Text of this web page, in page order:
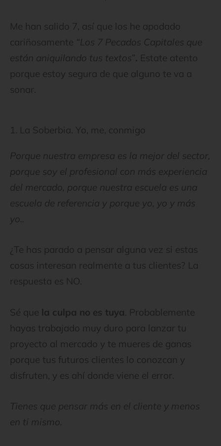
Me han salido 7, así que los he apodado
cariñosamente “Los 7 Pecados Capitales que
están aniquilando tus textos”. Estate atento
porque estoy segura de que alguno te va a
sonar.
1. La Soberbia. Yo, me, conmigo
Porque nuestra empresa es la mejor del sector,
porque soy el profesional con más experiencia
del mercado, porque nuestra escuela es una
escuela de referencia y porque yo, yo y más
yo..
¿Te has parado a pensar alguna vez si estas
cosas interesan realmente a tus clientes? La
respuesta es NO.
Sé que la culpa no es tuya. Probablemente
hayas trabajado muy duro para lanzar tu
proyecto al mercado y te mueres de ganas
porque tus futuros clientes lo conozcan y
disfruten, y es ahí donde viene el error.
Tienes que pensar más en el cliente y menos
en ti mismo.